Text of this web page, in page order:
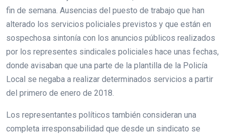
fin de semana. Ausencias del puesto de trabajo que han
alterado los servicios policiales previstos y que están en
sospechosa sintonía con los anuncios públicos realizados
por los representes sindicales policiales hace unas fechas,
donde avisaban que una parte de la plantilla de la Policía
Local se negaba a realizar determinados servicios a partir
del primero de enero de 2018.
Los representantes políticos también consideran una
completa irresponsabilidad que desde un sindicato se